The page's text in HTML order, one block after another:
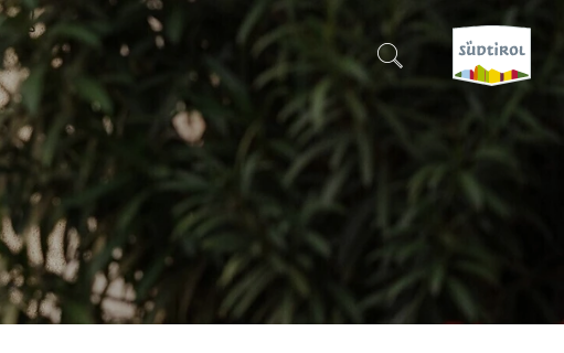
SUCHEN & BUCHEN
ENTDECKE SÜDTIROL
WANN?
-